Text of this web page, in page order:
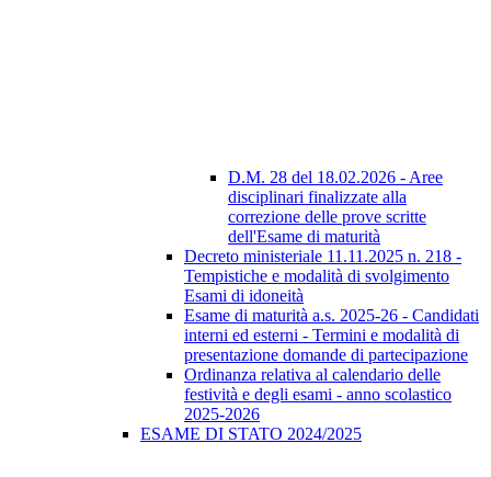
D.M. 28 del 18.02.2026 - Aree
disciplinari finalizzate alla
correzione delle prove scritte
dell'Esame di maturità
Decreto ministeriale 11.11.2025 n. 218 -
Tempistiche e modalità di svolgimento
Esami di idoneità
Esame di maturità a.s. 2025-26 - Candidati
interni ed esterni - Termini e modalità di
presentazione domande di partecipazione
Ordinanza relativa al calendario delle
festività e degli esami - anno scolastico
2025-2026
ESAME DI STATO 2024/2025